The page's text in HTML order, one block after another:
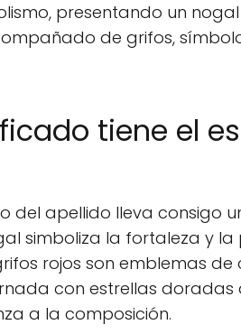
presentando un nogal
de grifos,
tiene el
del apellido lleva consigo
simboliza la fortaleza y la
rojos son emblemas de
con estrellas doradas
a la composición.